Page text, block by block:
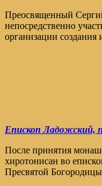
Преосвященный
непосредственно
организации
Епископ Ладожский,
После принятия
хиротонисан во
Пресвятой